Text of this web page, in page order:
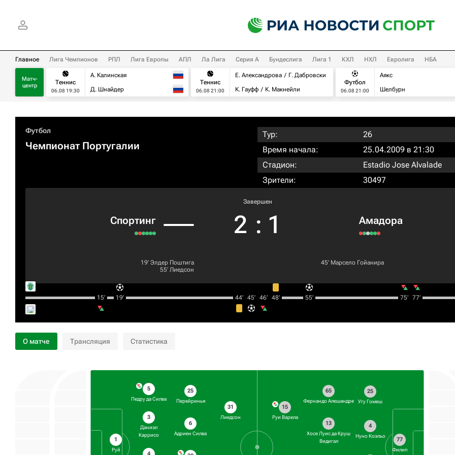
Главное Лига Чемпионов РПЛ Лига Европы АПЛ Ла Лига Серия А Бундеслига Лига 1 КХЛ НХЛ Евролига НБА
Матч-
центр
Теннис
06.08 19:30
А. Калинская
Д. Шнайдер
Теннис
06.08 21:00
Е. Александрова
Г. Дабровски
К. Гауфф
К. Макнейли
Футбол
06.08 21:00
Аякс
Шелбурн
Футбол
Чемпионат Португалии
Тур:
26
Время начала:
25.04.2009 в 21:30
Стадион:
Estadio Jose Alvalade
Зрители:
30497
Спортинг
Завершен
2 : 1 Амадора
19‎’‎ Элдер Поштига
55‎’‎ Лиедсон
45‎’‎ Марсело Гойанира
15‎’‎ 19‎’‎ 44‎’‎ 45‎’‎ 46‎’‎ 48‎’‎ 55‎’‎ 75‎’‎ 77‎’‎
О матче Трансляция Статистика
1
Руй
5
Педру да Силва
3
Даниэл
Каррисо
4
25
Перейринья
6
Адриен Силва
31
Лиедсон
77
Филип
25
Угу Гомеш
4
Нуно Коэльо
65
Фернандо Алешандре
13
Хосе Луис да Круш
Видигал
15
Руи Варела